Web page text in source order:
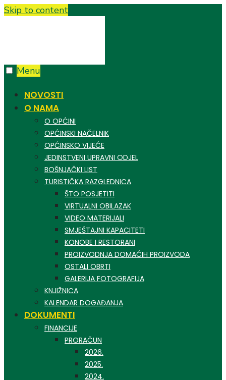
Skip to content
Menu
NOVOSTI
O NAMA
O OPĆINI
OPĆINSKI NAČELNIK
OPĆINSKO VIJEĆE
JEDINSTVENI UPRAVNI ODJEL
BOŠNJAČKI LIST
TURISTIČKA RAZGLEDNICA
ŠTO POSJETITI
VIRTUALNI OBILAZAK
VIDEO MATERIJALI
SMJEŠTAJNI KAPACITETI
KONOBE I RESTORANI
PROIZVODNJA DOMAĆIH PROIZVODA
OSTALI OBRTI
GALERIJA FOTOGRAFIJA
KNJIŽNICA
KALENDAR DOGAĐANJA
DOKUMENTI
FINANCIJE
PRORAČUN
2026.
2025.
2024.